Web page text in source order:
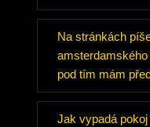
Na stránkách
pod tím mám
Jak vypadá